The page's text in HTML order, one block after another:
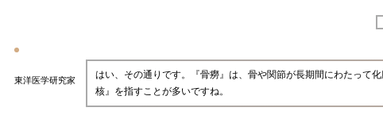
東洋医学研究家
はい、その通りです。『骨癆』は、骨や関節が長期間にわたって
核』を指すことが多いですね。